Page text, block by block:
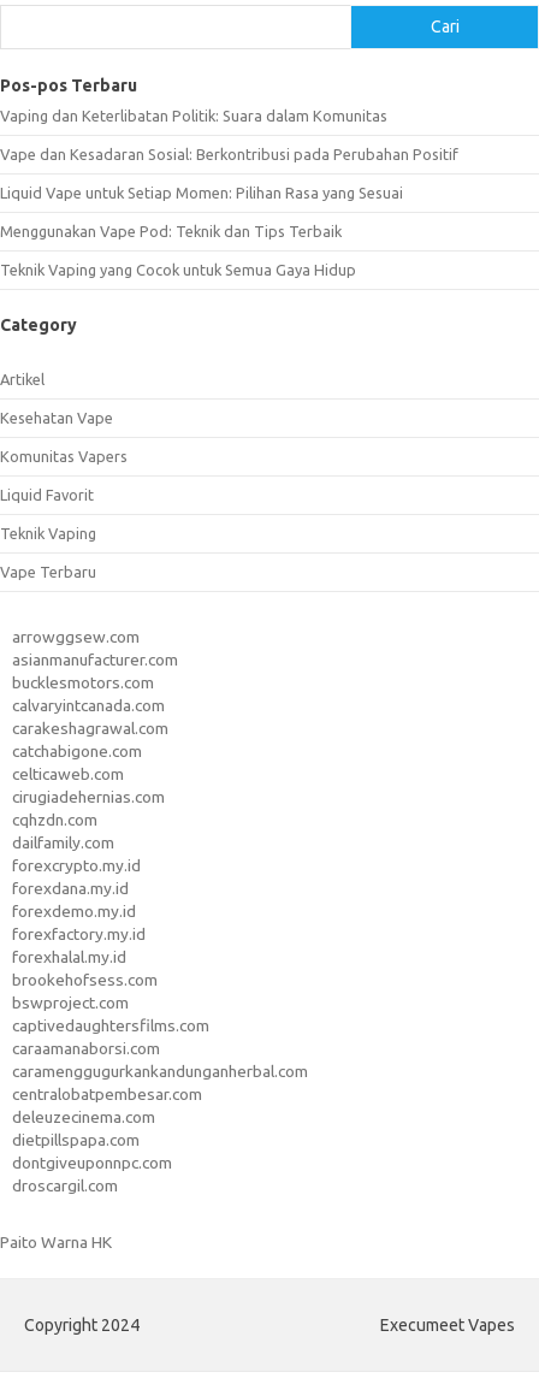
Cari
Pos-pos Terbaru
Vaping dan Keterlibatan Politik: Suara dalam Komunitas
Vape dan Kesadaran Sosial: Berkontribusi pada Perubahan Positif
Liquid Vape untuk Setiap Momen: Pilihan Rasa yang Sesuai
Menggunakan Vape Pod: Teknik dan Tips Terbaik
Teknik Vaping yang Cocok untuk Semua Gaya Hidup
Category
Artikel
Kesehatan Vape
Komunitas Vapers
Liquid Favorit
Teknik Vaping
Vape Terbaru
arrowggsew.com
asianmanufacturer.com
bucklesmotors.com
calvaryintcanada.com
carakeshagrawal.com
catchabigone.com
celticaweb.com
cirugiadehernias.com
cqhzdn.com
dailfamily.com
forexcrypto.my.id
forexdana.my.id
forexdemo.my.id
forexfactory.my.id
forexhalal.my.id
brookehofsess.com
bswproject.com
captivedaughtersfilms.com
caraamanaborsi.com
caramenggugurkankandunganherbal.com
centralobatpembesar.com
deleuzecinema.com
dietpillspapa.com
dontgiveuponnpc.com
droscargil.com
Paito Warna HK
Copyright 2024 Execumeet Vapes